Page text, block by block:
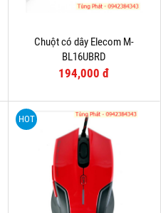
Chuột có dây Elecom M-
BL16UBRD
194,000 đ
HOT